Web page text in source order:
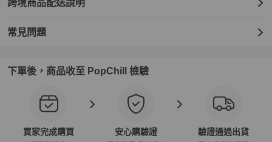
跨境商品配送說明
常見問題
下單後，商品收至 PopChill 檢驗
買家完成購買 安心購驗證 驗證通過出貨